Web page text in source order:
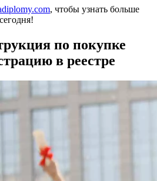
, чтобы узнать больше
по покупке
в реестре